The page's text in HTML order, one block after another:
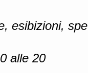
esibizioni,
alle 20